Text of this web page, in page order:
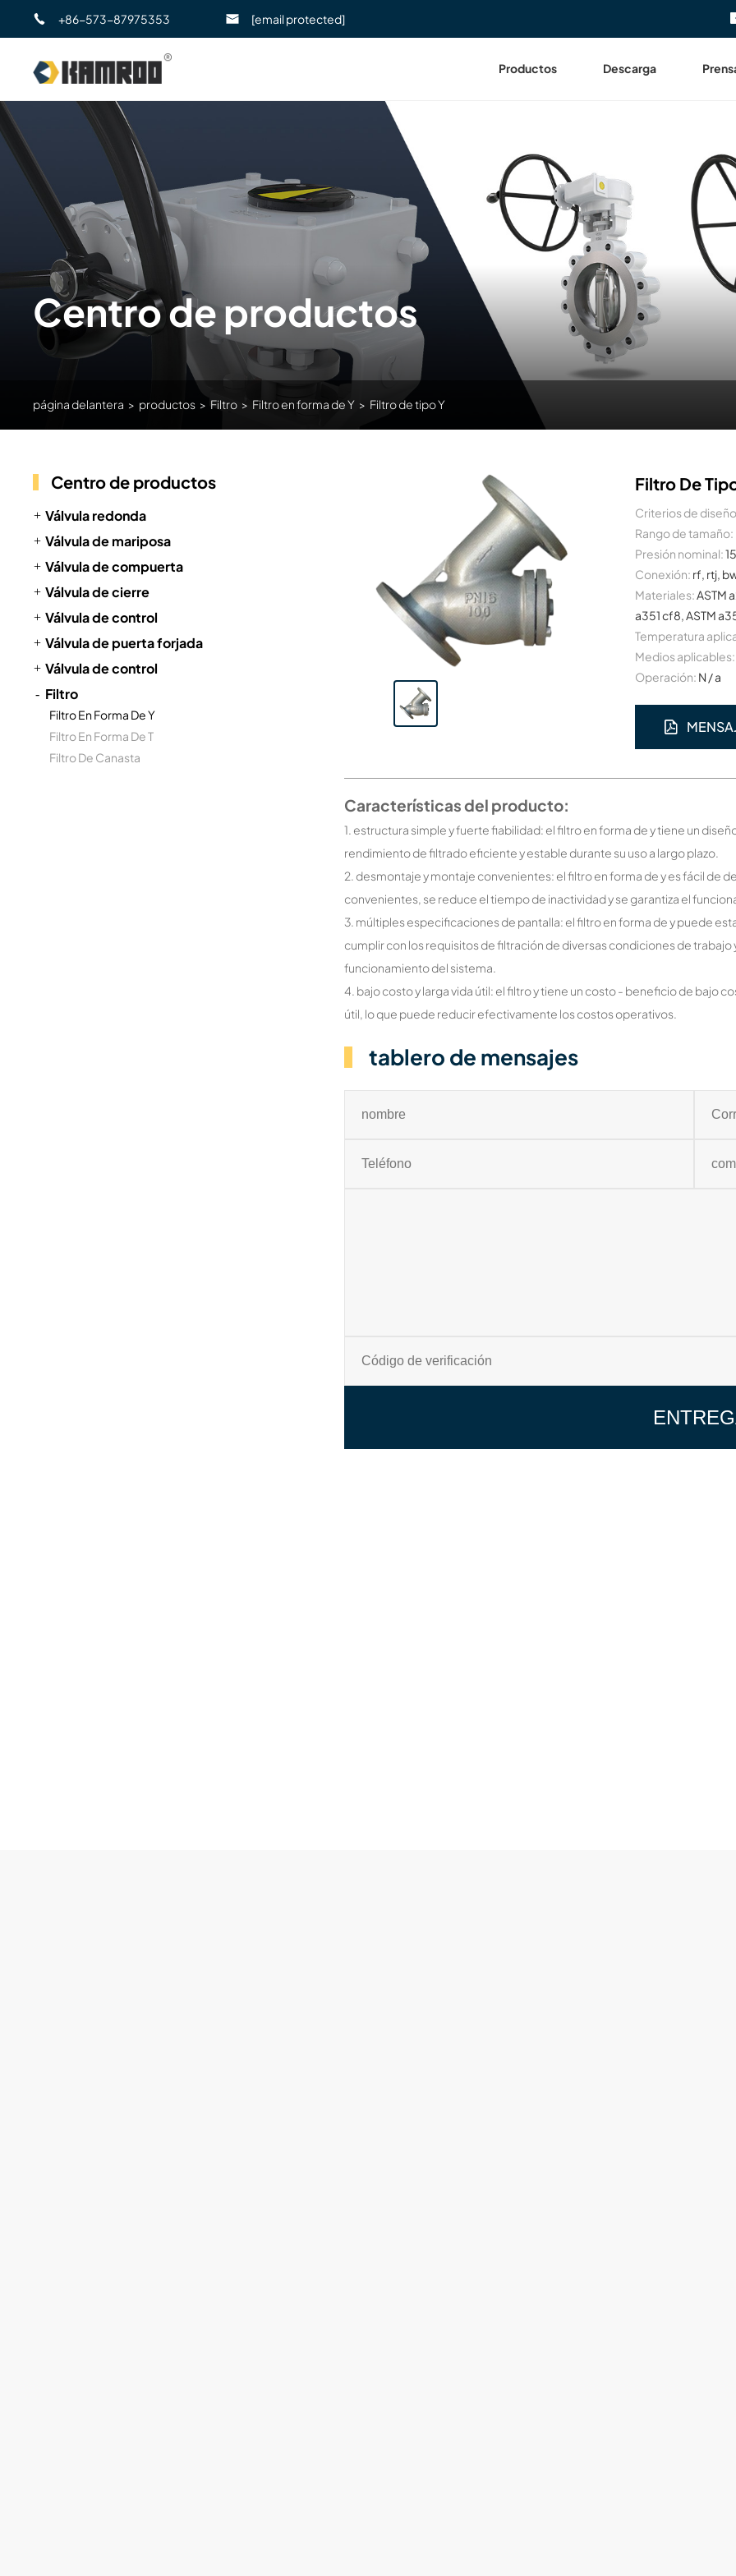
+86-573-87975353 [email protected]
Productos Descarga
Centro de productos
página delantera > productos > Filtro > Filtro en forma de Y > Filtro de tipo Y
Centro de productos
Válvula redonda
Válvula de mariposa
Válvula de compuerta
Válvula de cierre
Válvula de control
Válvula de puerta forjada
Válvula de control
Filtro
Filtro En Forma De Y
Filtro En Forma De T
Filtro De Canasta
Filtro De
Criterios de
Rango de tamaño:
Presión nominal:
Conexión: rf, rtj,
Materiales: ASTM
a351 cf8, ASTM
Temperatura
Medios aplicables:
Operación: N / a
Características del producto:
1. estructura simple y fuerte fiabilidad: el filtro en forma de y tiene un
rendimiento de filtrado eficiente y estable durante su uso a largo plazo.
2. desmontaje y montaje convenientes: el filtro en forma de y es fácil de
convenientes, se reduce el tiempo de inactividad y se garantiza el
3. múltiples especificaciones de pantalla: el filtro en forma de y puede
cumplir con los requisitos de filtración de diversas condiciones de
funcionamiento del sistema.
4. bajo costo y larga vida útil: el filtro y tiene un costo - beneficio de bajo
útil, lo que puede reducir efectivamente los costos operativos.
tablero de mensajes